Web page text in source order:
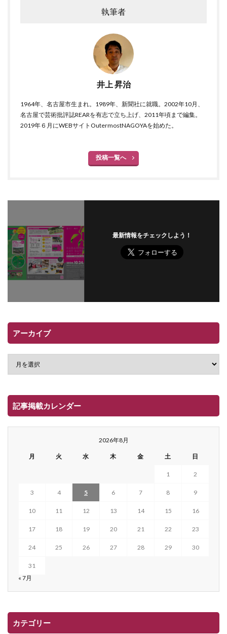
執筆者
井上 昇治
1964年、名古屋市生まれ。1989年、新聞社に就職。2002年10月、
名古屋で芸術批評誌REARを有志で立ち上げ、2011年頃まで編集。
2019年６月にWEBサイトOutermostNAGOYAを始めた。
投稿一覧へ
最新情報をチェックしよう！
アーカイブ
記事掲載カレンダー
2026年8月
月 火 水 木 金 土 日
1 2
3 4 5 6 7 8 9
10 11 12 13 14 15 16
17 18 19 20 21 22 23
24 25 26 27 28 29 30
31
« 7月
カテゴリー